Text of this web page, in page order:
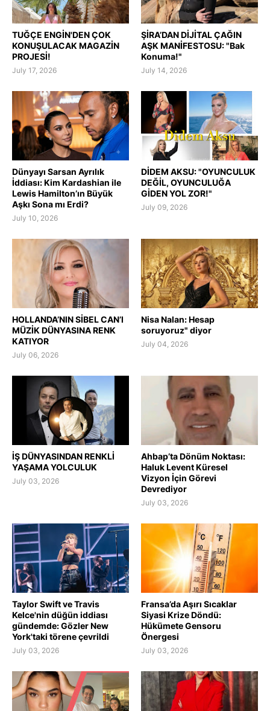
TUĞÇE ENGİN'DEN ÇOK
KONUŞULACAK MAGAZİN
PROJESİ!
July 17, 2026
ŞİRA’DAN DİJİTAL ÇAĞIN
AŞK MANİFESTOSU: "Bak
Konuma!"
July 14, 2026
Dünyayı Sarsan Ayrılık
İddiası: Kim Kardashian ile
Lewis Hamilton’ın Büyük
Aşkı Sona mı Erdi?
July 10, 2026
DİDEM AKSU: "OYUNCULUK
DEĞİL, OYUNCULUĞA
GİDEN YOL ZOR!"
July 09, 2026
HOLLANDA’NIN SİBEL CAN’I
MÜZİK DÜNYASINA RENK
KATIYOR
July 06, 2026
Nisa Nalan: Hesap
soruyoruz" diyor
July 04, 2026
İŞ DÜNYASINDAN RENKLİ
YAŞAMA YOLCULUK
July 03, 2026
Ahbap’ta Dönüm Noktası:
Haluk Levent Küresel
Vizyon İçin Görevi
Devrediyor
July 03, 2026
Taylor Swift ve Travis
Kelce'nin düğün iddiası
gündemde: Gözler New
York'taki törene çevrildi
July 03, 2026
Fransa’da Aşırı Sıcaklar
Siyasi Krize Döndü:
Hükümete Gensoru
Önergesi
July 03, 2026